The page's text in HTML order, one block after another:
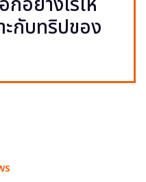
กับทริปของ